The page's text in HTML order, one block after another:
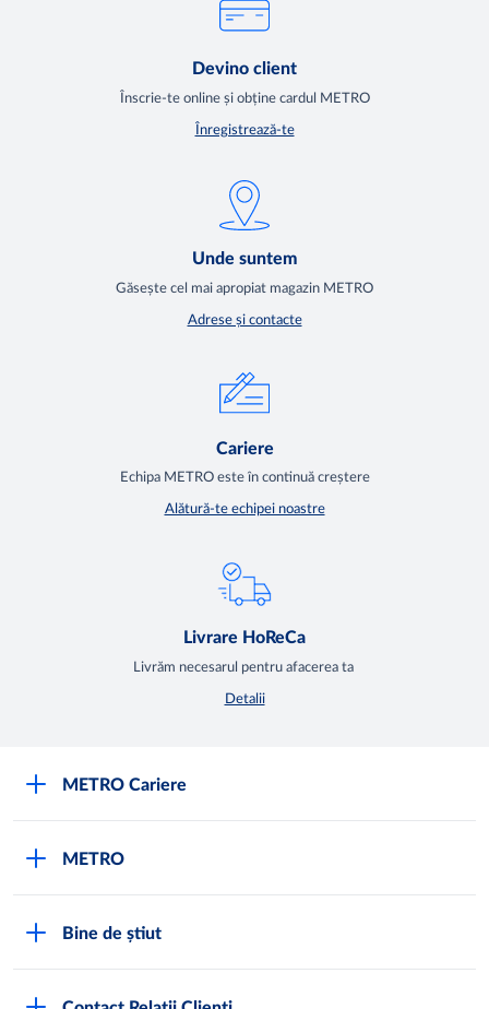
Devino client
Înscrie-te online și obține cardul METRO
Înregistrează-te
Unde suntem
Găsește cel mai apropiat magazin METRO
Adrese și contacte
Cariere
Echipa METRO este în continuă creștere
Alătură-te echipei noastre
Livrare HoReCa
Livrăm necesarul pentru afacerea ta
Detalii
METRO Cariere
METRO
Bine de știut